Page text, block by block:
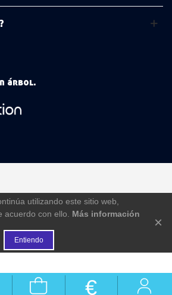
árbol.
€
utilizando este sitio web,
acuerdo con ello. Más información
Entiendo
×